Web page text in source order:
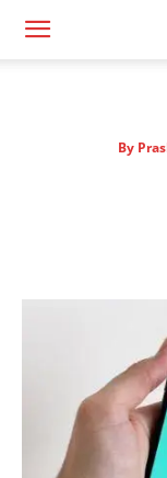
By